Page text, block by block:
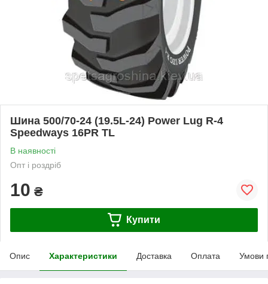
Шина 500/70-24 (19.5L-24) Power Lug R-4
Speedways 16PR TL
В наявності
Опт і роздріб
10 ₴
Купити
Опис Характеристики Доставка Оплата Умови